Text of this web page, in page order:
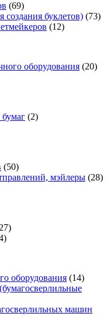
(69)
создания буклетов) (73)
(12)
оборудования (20)
бумаг (2)
(50)
мэйлеры (28)
оборудования (14)
машин